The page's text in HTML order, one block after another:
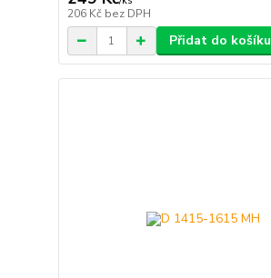
206 Kč bez DPH
Přidat do košíku